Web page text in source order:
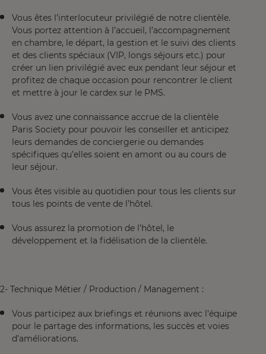
Vous êtes l’interlocuteur privilégié de notre clientèle.
Vous portez attention à l’accueil, l’accompagnement
en chambre, le départ, la gestion et le suivi des clients
et des clients spéciaux (VIP, longs séjours etc.) pour
créer un lien privilégié avec eux pendant leur séjour et
profitez de chaque occasion pour rencontrer le client
et mettre à jour le cardex sur le PMS.
Vous avez une connaissance accrue de la clientèle
Paris Society pour pouvoir les conseiller et anticipez
leurs demandes de conciergerie ou demandes
spécifiques qu’elles soient en amont ou au cours de
leur séjour.
Vous êtes visible au quotidien pour tous les clients sur
tous les points de vente de l’hôtel.
Vous assurez la promotion de l’hôtel, le
développement et la fidélisation de la clientèle.
2- Technique Métier / Production / Management :
Vous participez aux briefings et réunions avec l’équipe
pour le partage des informations, les succès et voies
d’améliorations.